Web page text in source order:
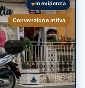
Convenzione attiva
In evidenza